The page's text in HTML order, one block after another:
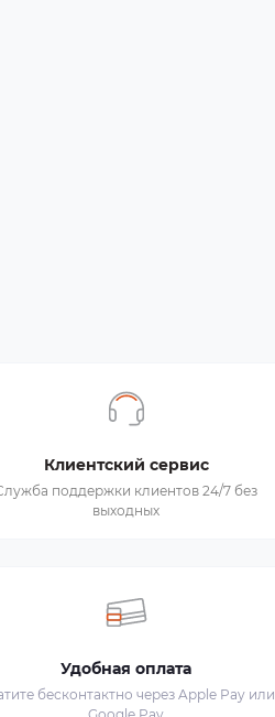
Клиентский сервис
поддержки клиентов 24/7 без
выходных
Удобная оплата
бесконтактно через Apple Pay или